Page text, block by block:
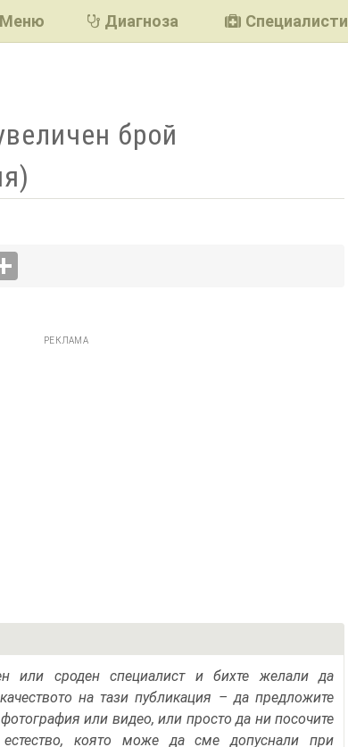
Меню Диагноза Специалисти
брой
РЕКЛАМА
или сроден специалист и бихте желали да
на тази публикация – да предложите
или видео, или просто да ни посочите
която може да сме допуснали при